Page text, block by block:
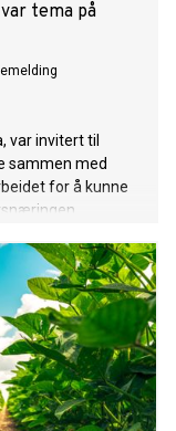
tema på
var invitert til
sammen med
for å kunne